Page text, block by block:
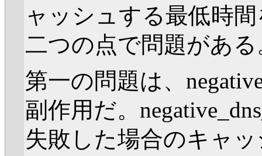
ャッシュする最低時
二つの点で問題がある
第一の問題は、
副作用だ。
失敗した場合のキャ